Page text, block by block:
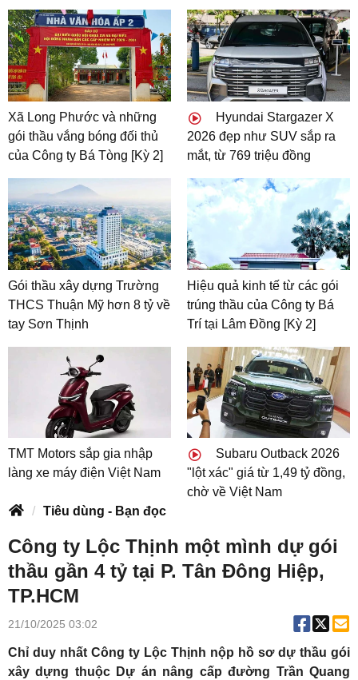
Xã Long Phước và những
gói thầu vắng bóng đối thủ
của Công ty Bá Tòng [Kỳ 2]
Hyundai Stargazer X
2026 đẹp như SUV sắp ra
mắt, từ 769 triệu đồng
Gói thầu xây dựng Trường
THCS Thuận Mỹ hơn 8 tỷ về
tay Sơn Thịnh
Hiệu quả kinh tế từ các gói
trúng thầu của Công ty Bá
Trí tại Lâm Đồng [Kỳ 2]
TMT Motors sắp gia nhập
làng xe máy điện Việt Nam
Subaru Outback 2026
"lột xác" giá từ 1,49 tỷ đồng,
chờ về Việt Nam
Tiêu dùng - Bạn đọc
Công ty Lộc Thịnh một mình dự gói
thầu gần 4 tỷ tại P. Tân Đông Hiệp,
TP.HCM
21/10/2025 03:02
Chỉ duy nhất Công ty Lộc Thịnh nộp hồ sơ dự thầu gói
xây dựng thuộc Dự án nâng cấp đường Trần Quang